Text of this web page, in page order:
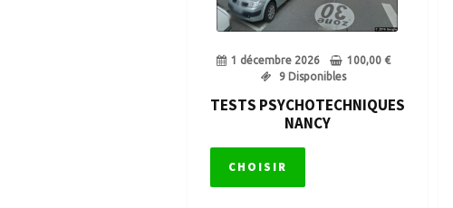
1 décembre 2026 100,00 €
9 Disponibles
TESTS PSYCHOTECHNIQUES
NANCY
CHOISIR